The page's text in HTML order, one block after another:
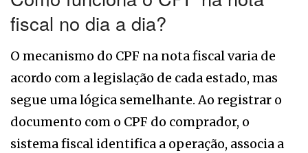
fiscal no dia a dia?
O mecanismo do CPF na nota fiscal varia de
acordo com a legislação de cada estado, mas
segue uma lógica semelhante. Ao registrar o
documento com o CPF do comprador, o
sistema fiscal identifica a operação, associa a